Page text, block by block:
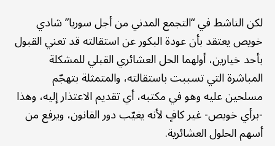
لكن الناشط في “التجمع المدني من أجل سوريا” شادي
خويص يعتقد بأن عودة البكور عن استقالته قد تعني القبول
بأحد خيارين، أولهما الحل العشائري القبلي للمشكلة
المباشرة التي تسببت باستقالته، والمتمثلة بتهجّم
مسلحين عليه وهو في مكتبه، أي تقديم الاعتذار إليه، وهذا
-برأي خويص- غير كافٍ لأنه يغيّب دور القانون، ويرفع من
أسهم الحلول العشائرية.